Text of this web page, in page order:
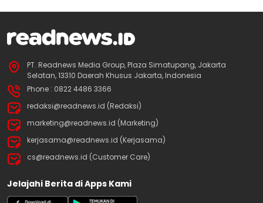
PT. Readnews Media Group, Plaza Simatupang, Jakarta
Selatan, 13310 Daerah Khusus Jakarta, Indonesia
Phone : 0822 4486 3366
redaksi@readnews.id (Redaksi)
marketing@readnews.id (Marketing)
kerjasama@readnews.id (Kerjasama)
cs@readnews.id (Customer Care)
Jelajahi Berita di Apps Kami